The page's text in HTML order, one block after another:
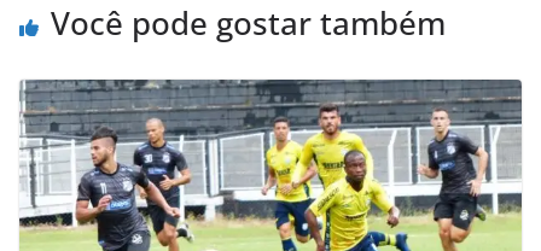
Você pode gostar também